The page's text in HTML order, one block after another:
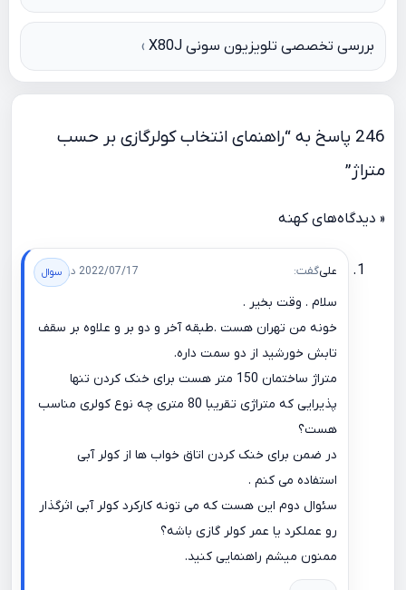
نوشته
بررسی تخصصی تلویزیون سونی X80J
246 پاسخ به “راهنمای انتخاب کولرگازی بر حسب
متراژ”
« دیدگاه‌های کهنه
علیگفت: 2022/07/17 در 08:23
سلام . وقت بخیر .
خونه من تهران هست .طبقه آخر و دو بر و علاوه بر سقف
تابش خورشید از دو سمت داره.
متراژ ساختمان 150 متر هست برای خنک کردن تنها
پذیرایی که متراژی تقریبا 80 متری چه نوع کولری مناسب
هست؟
در ضمن برای خنک کردن اتاق خواب ها از کولر آبی
استفاده می کنم .
سئوال دوم این هست که می تونه کارکرد کولر آبی اثرگذار
رو عملکرد یا عمر کولر گازی باشه؟
ممنون میشم راهنمایی کنید.